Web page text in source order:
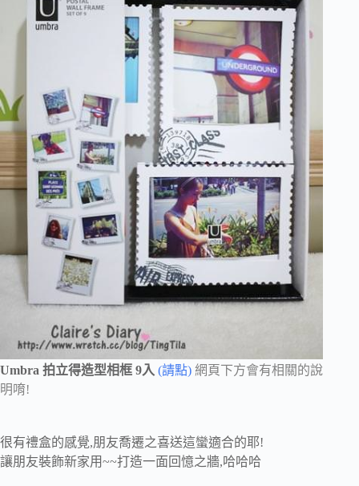
Umbra 拍立得造型相框 9入 (請點) 網頁下方會有相關的說
明唷!
很有禮盒的感覺,朋友喬遷之喜送這蠻適合的耶!
讓朋友裝飾新家用~~打造一面回憶之牆,哈哈哈